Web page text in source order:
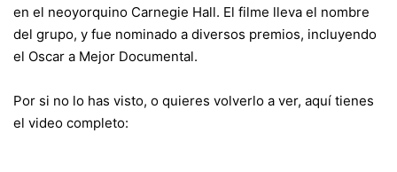
en el neoyorquino Carnegie Hall. El filme lleva el nombre
del grupo, y fue nominado a diversos premios, incluyendo
el Oscar a Mejor Documental.
Por si no lo has visto, o quieres volverlo a ver, aquí tienes
el video completo: